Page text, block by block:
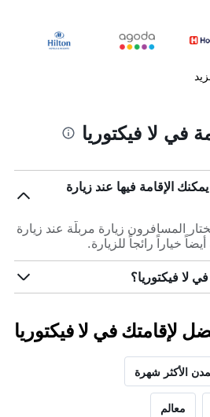
في لا فيكتوريا
الإقامة فيها عند زيارة
المسافرون زيارة مربلّة عند زيارة
خياراً رائجاً للزيارة.
لا فيكتوريا؟
لإقامتك في لا فيكتوريا
الأكثر شهرة
معالم